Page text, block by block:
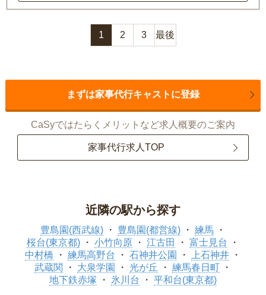
1 2 3 最後
まずは家事代行キャストに登録
CaSyではたらくメリットなど求人概要のご案内
家事代行求人TOP
近隣の駅から探す
豊島園(西武線) 豊島園(都営線)
練馬
桜台(東京都)
小竹向原 江古田
富士見台
中村橋
練馬高野台 石神井公園
上石神井
武蔵関
大泉学園 光が丘
練馬春日町
地下鉄赤塚
氷川台 平和台(東京都)